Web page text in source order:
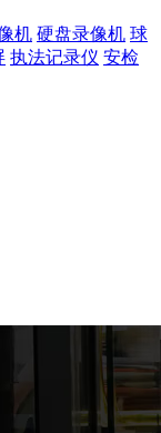
机 硬盘录像机 球
执法记录仪 安检